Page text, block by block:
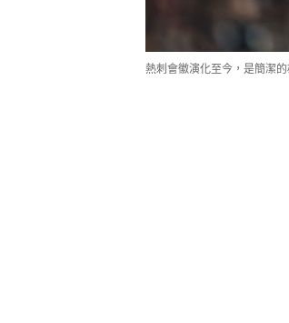
熱刺會徽演化至今，是簡潔